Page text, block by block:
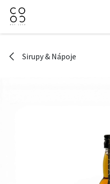
Přejít na obsah
Sirupy & Nápoje